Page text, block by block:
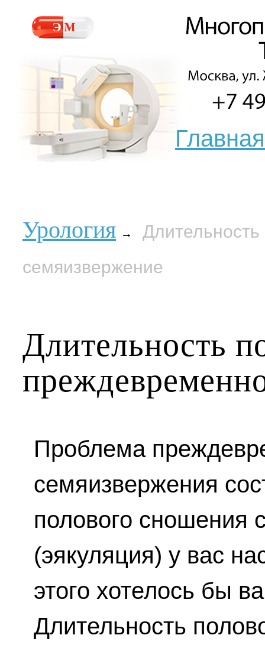
Главная
Урология →
семяизвержение
Длительность
Проблема
семяизвержения
полового сношения
(эякуляция) у вас
этого хотелось бы
Длительность